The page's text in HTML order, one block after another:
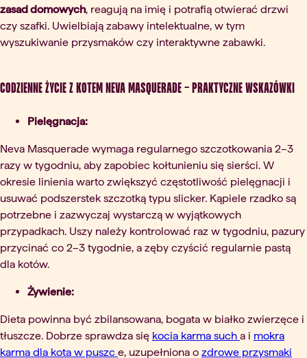
zasad domowych, reagują na imię i potrafią otwierać drzwi
czy szafki. Uwielbiają zabawy intelektualne, w tym
wyszukiwanie przysmaków czy interaktywne zabawki.
Codzienne życie z kotem Neva Masquerade – praktyczne wskazówki
Pielęgnacja:
Neva Masquerade wymaga regularnego szczotkowania 2–3
razy w tygodniu, aby zapobiec kołtunieniu się sierści. W
okresie linienia warto zwiększyć częstotliwość pielęgnacji i
usuwać podszerstek szczotką typu slicker. Kąpiele rzadko są
potrzebne i zazwyczaj wystarczą w wyjątkowych
przypadkach. Uszy należy kontrolować raz w tygodniu, pazury
przycinać co 2–3 tygodnie, a zęby czyścić regularnie pastą
dla kotów.
Żywienie:
Dieta powinna być zbilansowana, bogata w białko zwierzęce i
tłuszcze. Dobrze sprawdza się kocia karma such a i mokra
karma dla kota w puszc e, uzupełniona o zdrowe przysmaki